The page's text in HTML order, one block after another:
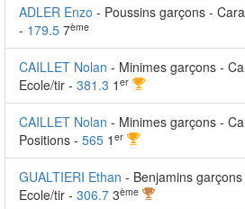
ADLER Enzo - Poussins garçons -
- 179.5 7ème
CAILLET Nolan - Minimes garçons -
Ecole/tir - 381.3 1 er
CAILLET Nolan - Minimes garçons -
Positions - 565 1 er
GUALTIERI Ethan - Benjamins
Ecole/tir - 306.7 3ème